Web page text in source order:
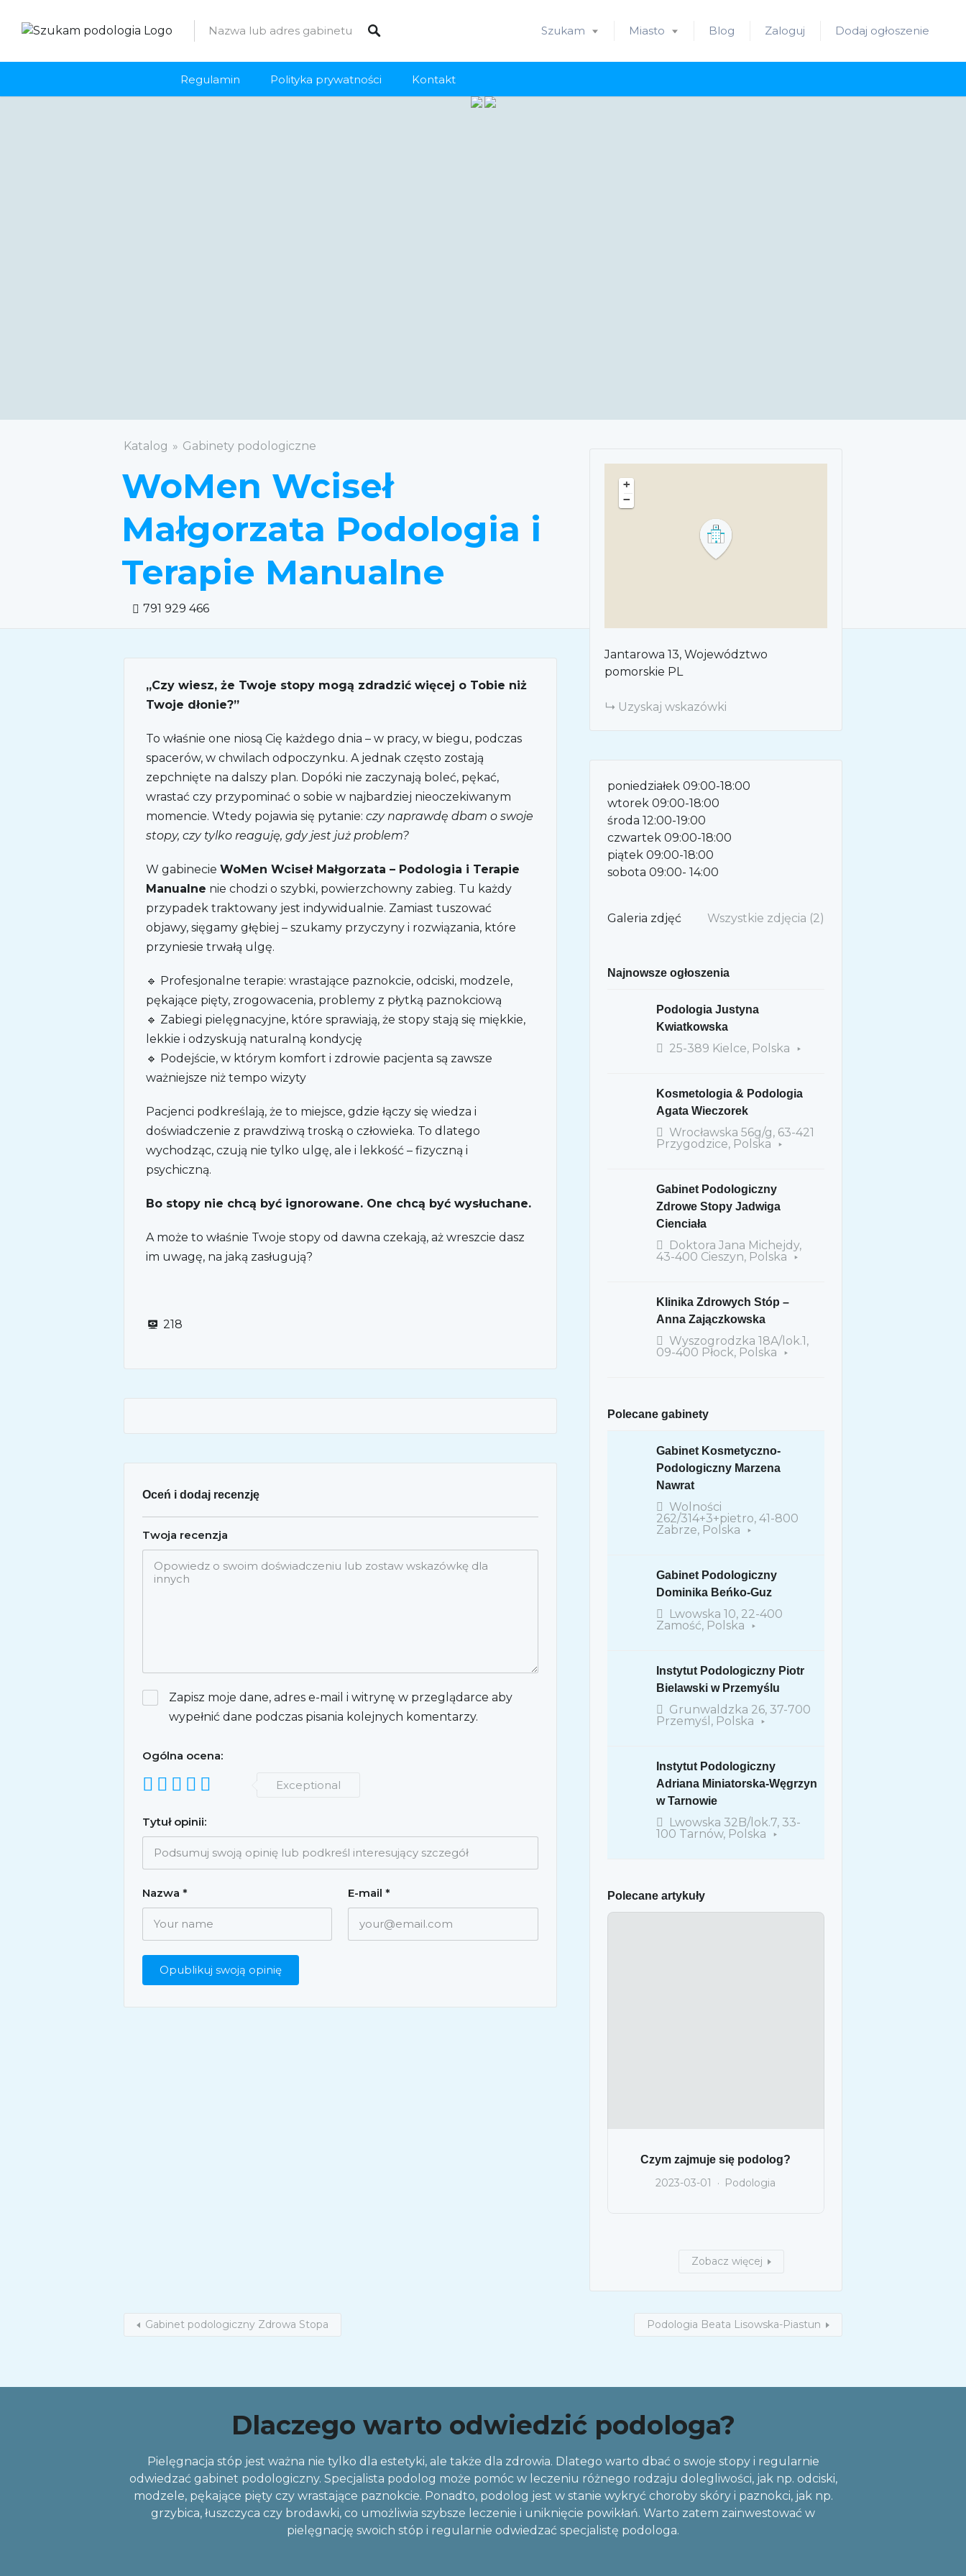
Szukam Miasto Blog Zaloguj Dodaj ogłoszenie
Regulamin Polityka prywatności Kontakt
Katalog Gabinety podologiczne
WoMen Wciseł
Małgorzata Podologia i
Terapie Manualne
791 929 466
„Czy wiesz, że Twoje stopy mogą zdradzić więcej o Tobie niż
Twoje dłonie?”
To właśnie one niosą Cię każdego dnia – w pracy, w biegu, podczas
spacerów, w chwilach odpoczynku. A jednak często zostają
zepchnięte na dalszy plan. Dopóki nie zaczynają boleć, pękać,
wrastać czy przypominać o sobie w najbardziej nieoczekiwanym
momencie. Wtedy pojawia się pytanie: czy naprawdę dbam o swoje
stopy, czy tylko reaguję, gdy jest już problem?
W gabinecie WoMen Wciseł Małgorzata – Podologia i Terapie
Manualne nie chodzi o szybki, powierzchowny zabieg. Tu każdy
przypadek traktowany jest indywidualnie. Zamiast tuszować
objawy, sięgamy głębiej – szukamy przyczyny i rozwiązania, które
przyniesie trwałą ulgę.
🔹 Profesjonalne terapie: wrastające paznokcie, odciski, modzele,
pękające pięty, zrogowacenia, problemy z płytką paznokciową
🔹 Zabiegi pielęgnacyjne, które sprawiają, że stopy stają się miękkie,
lekkie i odzyskują naturalną kondycję
🔹 Podejście, w którym komfort i zdrowie pacjenta są zawsze
ważniejsze niż tempo wizyty
Pacjenci podkreślają, że to miejsce, gdzie łączy się wiedza i
doświadczenie z prawdziwą troską o człowieka. To dlatego
wychodząc, czują nie tylko ulgę, ale i lekkość – fizyczną i
psychiczną.
Bo stopy nie chcą być ignorowane. One chcą być wysłuchane.
A może to właśnie Twoje stopy od dawna czekają, aż wreszcie dasz
im uwagę, na jaką zasługują?
218
Oceń i dodaj recenzję
Twoja recenzja
Nazwa * E-mail*
Zapisz moje dane, adres e-mail i witrynę w przeglądarce aby
wypełnić dane podczas pisania kolejnych komentarzy.
Ogólna ocena:
Exceptional
Tytuł opinii:
+
−
Jantarowa 13 Województwo
pomorskie PL
Uzyskaj wskazówki
poniedziałek 09:00-18:00
wtorek 09:00-18:00
środa 12:00-19:00
czwartek 09:00-18:00
piątek 09:00-18:00
sobota 09:00- 14:00
Galeria zdjęć Wszystkie zdjęcia (2)
Najnowsze ogłoszenia
Podologia Justyna
Kwiatkowska
25-389 Kielce, Polska
Kosmetologia & Podologia
Agata Wieczorek
Wrocławska 56g/g, 63-421
Przygodzice, Polska
Gabinet Podologiczny
Zdrowe Stopy Jadwiga
Cienciała
Doktora Jana Michejdy,
43-400 Cieszyn, Polska
Klinika Zdrowych Stóp –
Anna Zajączkowska
Wyszogrodzka 18A/lok.1,
09-400 Płock, Polska
Polecane gabinety
Gabinet Kosmetyczno-
Podologiczny Marzena
Nawrat
Wolności
262/314+3+pietro, 41-800
Zabrze, Polska
Gabinet Podologiczny
Dominika Beńko-Guz
Lwowska 10, 22-400
Zamość, Polska
Instytut Podologiczny Piotr
Bielawski w Przemyślu
Grunwaldzka 26, 37-700
Przemyśl, Polska
Instytut Podologiczny
Adriana Miniatorska-Węgrzyn
w Tarnowie
Lwowska 32B/lok.7, 33-
100 Tarnów, Polska
Polecane artykuły
Czym zajmuje się podolog?
2023-03-01 Podologia
Zobacz więcej
Gabinet podologiczny Zdrowa Stopa Podologia Beata Lisowska-Piastun
Dlaczego warto odwiedzić podologa?
Pielęgnacja stóp jest ważna nie tylko dla estetyki, ale także dla zdrowia. Dlatego warto dbać o swoje stopy i regularnie
odwiedzać gabinet podologiczny. Specjalista podolog może pomóc w leczeniu różnego rodzaju dolegliwości, jak np. odciski,
modzele, pękające pięty czy wrastające paznokcie. Ponadto, podolog jest w stanie wykryć choroby skóry i paznokci, jak np.
grzybica, łuszczyca czy brodawki, co umożliwia szybsze leczenie i uniknięcie powikłań. Warto zatem zainwestować w
pielęgnację swoich stóp i regularnie odwiedzać specjalistę podologa.